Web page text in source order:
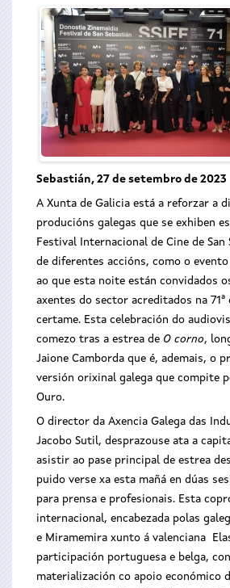
Sebastián, 27 de setembro de 2023
A Xunta de Galicia está a reforzar a
producións galegas que se exhiben
Festival Internacional de Cine de San
de diferentes accións, como o evento
ao que esta noite están convidados
axentes do sector acreditados na 71ª
certame. Esta celebración do
comezo tras a estrea de O corno,
Jaione Camborda que é, ademais, o
versión orixinal galega que compite
Ouro.
O director da Axencia Galega das
Jacobo Sutil, desprazouse ata a
asistir ao pase principal de estrea
puido verse xa esta mañá en dúas
para prensa e profesionais. Esta
internacional, encabezada polas
e Miramemira xunto á valenciana
participación portuguesa e belga,
materialización co apoio económico